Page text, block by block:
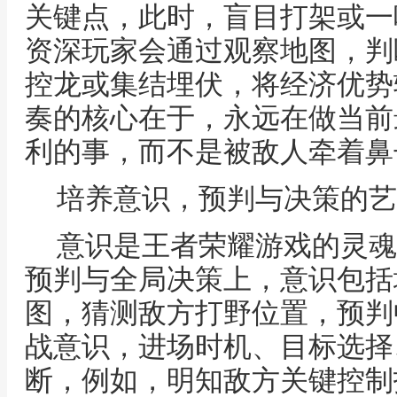
关键点，此时，盲目打架或
资深玩家会通过观察地图，
控龙或集结埋伏，将经济优
奏的核心在于，永远在做当
利的事，而不是被敌人牵着
培养意识，预判与决策的
意识是王者荣耀游戏的灵
预判与全局决策上，意识包
图，猜测敌方打野位置，预
战意识，进场时机、目标选
断，例如，明知敌方关键控